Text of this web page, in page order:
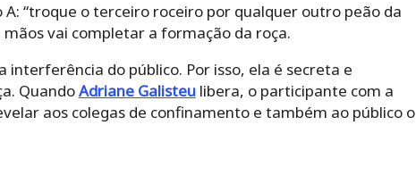
“troque o terceiro roceiro por qualquer outro peão da
mãos vai completar a formação da roça.
do público. Por isso, ela é secreta e
QuandoAdriane Galisteulibera, o participante com a
aos colegas de confinamento e também ao público o